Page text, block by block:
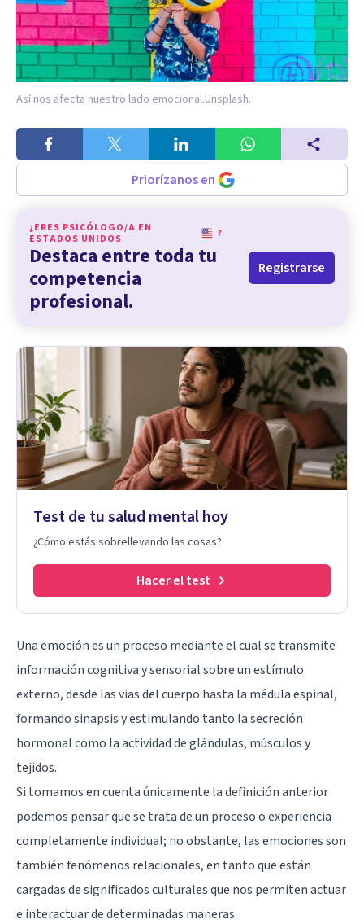
Así nos afecta nuestro lado emocional.Unsplash.
Priorízanos en
¿ERES PSICÓLOGO/A EN
ESTADOS UNIDOS
?
Destaca entre toda tu
competencia
profesional.
Registrarse
Test de tu salud mental hoy
¿Cómo estás sobrellevando las cosas?
Hacer el test
Una emoción es un proceso mediante el cual se transmite
información cognitiva y sensorial sobre un estímulo
externo, desde las vias del cuerpo hasta la médula espinal,
formandosinapsisy estimulando tanto la secreción
hormonal como la actividad de glándulas, músculos y
tejidos.
Si tomamos en cuenta únicamente la definición anterior
podemos pensar que se trata de un proceso o experiencia
completamente individual; no obstante, las emociones son
también fenómenos relacionales, en tanto que están
cargadas de significados culturales que nos permiten actuar
e interactuar de determinadas maneras.